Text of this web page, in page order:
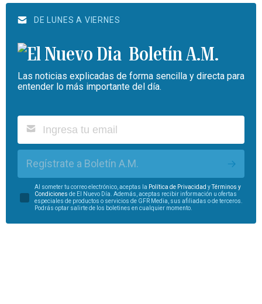
DE LUNES A VIERNES
Boletín A.M.
Las noticias explicadas de forma sencilla y directa para
entender lo más importante del día.
Regístrate a Boletín A.M.
Al someter tu correo electrónico, aceptas la Política de Privacidad yTérminos y
Condiciones de El Nuevo Día. Además, aceptas recibir información u ofertas
especiales de productos o servicios de GFR Media, sus afiliadas o de terceros.
Podrás optar salirte de los boletines en cualquier momento.